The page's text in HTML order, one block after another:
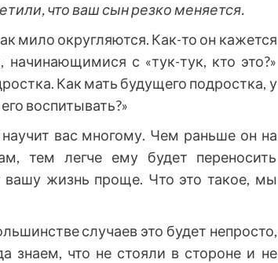
что ваш сын резко меняется.
мило округляются. Как-то он кажется
с «тук-тук, кто это?»
Как мать будущего подростка, у
воспитывать?»
вас многому. Чем раньше он на
тем легче ему будет переносить
жизнь проще. Что это такое, мы
случаев это будет непросто,
знаем, что не стояли в стороне и не